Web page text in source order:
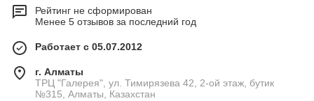
Рейтинг не сформирован
Менее 5 отзывов за последний год
Работает с 05.07.2012
г. Алматы
ТРЦ "Галерея", ул. Тимирязева 42, 2-ой этаж, бутик
№315, Алматы, Казахстан